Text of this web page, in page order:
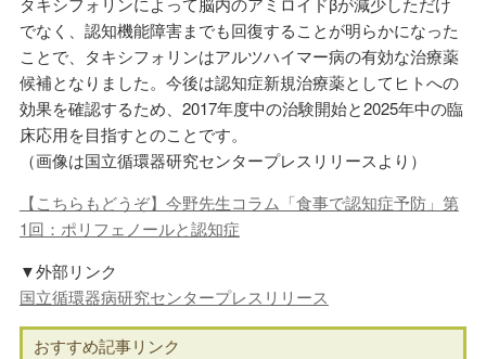
でなく、認知機能障害までも回復することが明らかになった
ことで、タキシフォリンはアルツハイマー病の有効な治療薬
候補となりました。今後は認知症新規治療薬としてヒトへの
効果を確認するため、2017年度中の治験開始と2025年中の臨
床応用を目指すとのことです。
（画像は国立循環器研究センタープレスリリースより）
【こちらもどうぞ】今野先生コラム「食事で認知症予防」第
1回：ポリフェノールと認知症
▼外部リンク
国立循環器病研究センタープレスリリース
おすすめ記事リンク